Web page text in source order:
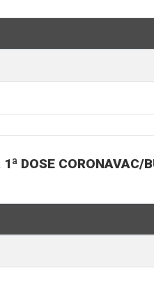
DOSE CORONAVAC/